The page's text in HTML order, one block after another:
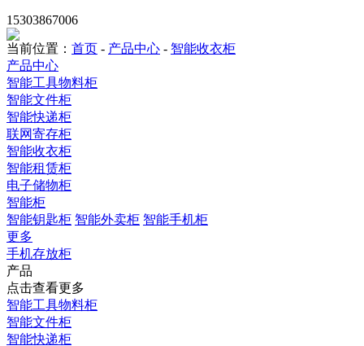
15303867006
当前位置： 首页 - 产品中心 - 智能收衣柜
产品中心
智能工具物料柜
智能文件柜
智能快递柜
联网寄存柜
智能收衣柜
智能租赁柜
电子储物柜
智能柜
智能钥匙柜 智能外卖柜 智能手机柜
更多
手机存放柜
产品
点击查看更多
智能工具物料柜
智能文件柜
智能快递柜